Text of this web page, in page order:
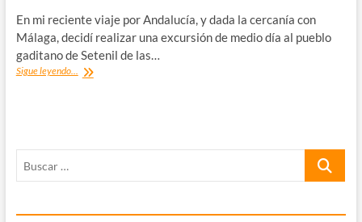
En mi reciente viaje por Andalucía, y dada la cercanía con
Málaga, decidí realizar una excursión de medio día al pueblo
gaditano de Setenil de las…
Sigue leyendo... Setenil
Buscar